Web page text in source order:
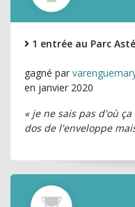
1 entrée au Parc
gagné par
en janvier 2020
« je ne sais pas d'où
dos de l'enveloppe